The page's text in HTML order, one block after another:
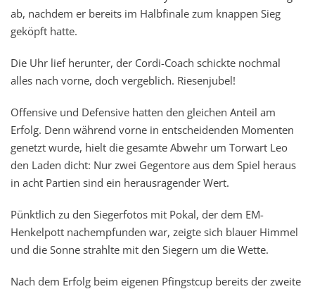
ab, nachdem er bereits im Halbfinale zum knappen Sieg
geköpft hatte.
Die Uhr lief herunter, der Cordi-Coach schickte nochmal
alles nach vorne, doch vergeblich. Riesenjubel!
Offensive und Defensive hatten den gleichen Anteil am
Erfolg. Denn während vorne in entscheidenden Momenten
genetzt wurde, hielt die gesamte Abwehr um Torwart Leo
den Laden dicht: Nur zwei Gegentore aus dem Spiel heraus
in acht Partien sind ein herausragender Wert.
Pünktlich zu den Siegerfotos mit Pokal, der dem EM-
Henkelpott nachempfunden war, zeigte sich blauer Himmel
und die Sonne strahlte mit den Siegern um die Wette.
Nach dem Erfolg beim eigenen Pfingstcup bereits der zweite